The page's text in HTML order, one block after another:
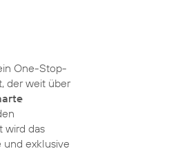
One-Stop-
der weit über
wird das
exklusive